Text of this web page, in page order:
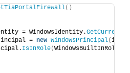
()
= WindowsIdentity.
GetCurrent
=
new WindowsPrincipal(
IsInRole(WindowsBuiltInRole.